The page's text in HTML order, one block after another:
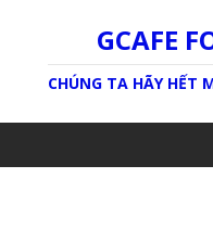
GCAFE
CHÚNG TA HÃY HẾT